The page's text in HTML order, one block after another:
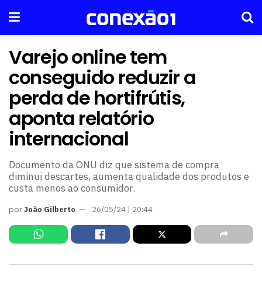
Varejo online tem
conseguido reduzir a
perda de hortifrútis,
aponta relatório
internacional
Documento da ONU diz que sistema de compra
diminui descartes, aumenta qualidade dos produtos e
custa menos ao consumidor.
porJoão Gilberto 26/05/24 | 20:44